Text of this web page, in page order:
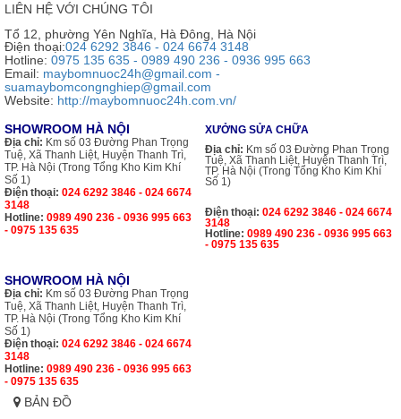
LIÊN HỆ VỚI CHÚNG TÔI
Tổ 12, phường Yên Nghĩa, Hà Đông, Hà Nội
Điện thoại:024 6292 3846 - 024 6674 3148
Hotline: 0975 135 635 - 0989 490 236 - 0936 995 663
Email: maybomnuoc24h@gmail.com -
suamaybomcongnghiep@gmail.com
Website: http://maybomnuoc24h.com.vn/
SHOWROOM HÀ NỘI
Địa chỉ: Km số 03 Đường Phan Trọng
Tuệ, Xã Thanh Liệt, Huyện Thanh Trì,
TP. Hà Nội (Trong Tổng Kho Kim Khí
Số 1)
Điện thoại: 024 6292 3846 - 024 6674
3148
Hotline: 0989 490 236 - 0936 995 663
- 0975 135 635
XƯỞNG SỬA CHỮA
Địa chỉ: Km số 03 Đường Phan Trọng
Tuệ, Xã Thanh Liệt, Huyện Thanh Trì,
TP. Hà Nội (Trong Tổng Kho Kim Khí
Số 1)
Điện thoại: 024 6292 3846 - 024 6674
3148
Hotline: 0989 490 236 - 0936 995 663
- 0975 135 635
SHOWROOM HÀ NỘI
Địa chỉ: Km số 03 Đường Phan Trọng
Tuệ, Xã Thanh Liệt, Huyện Thanh Trì,
TP. Hà Nội (Trong Tổng Kho Kim Khí
Số 1)
Điện thoại: 024 6292 3846 - 024 6674
3148
Hotline: 0989 490 236 - 0936 995 663
- 0975 135 635
BẢN ĐỒ